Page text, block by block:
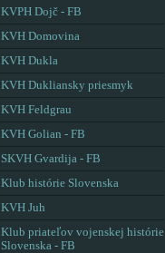
KVPH Dojč - FB
KVH Domovina
KVH Dukla
KVH Dukliansky priesmyk
KVH Feldgrau
KVH Golian - FB
SKVH Gvardija - FB
Klub histórie Slovenska
KVH Juh
Klub priateľov vojenskej histórie
Slovenska - FB